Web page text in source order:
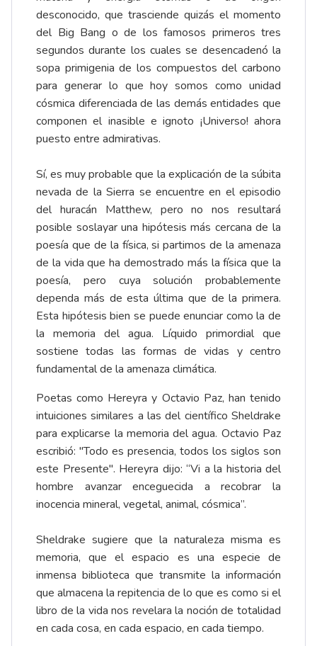
desconocido, que trasciende quizás el momento
del Big Bang o de los famosos primeros tres
segundos durante los cuales se desencadenó la
sopa primigenia de los compuestos del carbono
para generar lo que hoy somos como unidad
cósmica diferenciada de las demás entidades que
componen el inasible e ignoto ¡Universo! ahora
puesto entre admirativas.
Sí, es muy probable que la explicación de la súbita
nevada de la Sierra se encuentre en el episodio
del huracán Matthew, pero no nos resultará
posible soslayar una hipótesis más cercana de la
poesía que de la física, si partimos de la amenaza
de la vida que ha demostrado más la física que la
poesía, pero cuya solución probablemente
dependa más de esta última que de la primera.
Esta hipótesis bien se puede enunciar como la de
la memoria del agua. Líquido primordial que
sostiene todas las formas de vidas y centro
fundamental de la amenaza climática.
Poetas como Hereyra y Octavio Paz, han tenido
intuiciones similares a las del científico Sheldrake
para explicarse la memoria del agua. Octavio Paz
escribió: "Todo es presencia, todos los siglos son
este Presente". Hereyra dijo: “Vi a la historia del
hombre avanzar enceguecida a recobrar la
inocencia mineral, vegetal, animal, cósmica”.
Sheldrake sugiere que la naturaleza misma es
memoria, que el espacio es una especie de
inmensa biblioteca que transmite la información
que almacena la repitencia de lo que es como si el
libro de la vida nos revelara la noción de totalidad
en cada cosa, en cada espacio, en cada tiempo.